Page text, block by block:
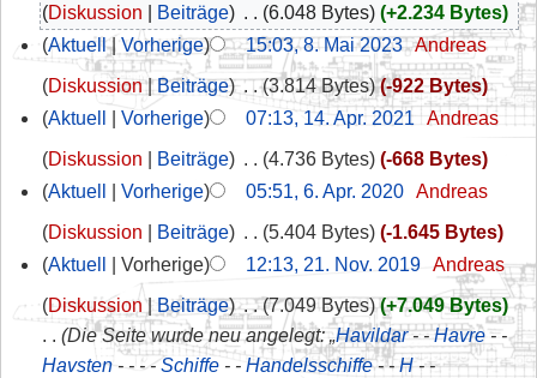
Diskussion
Beiträge 6.048 Bytes
+2.234 Bytes
Aktuell
Vorherige 15:03, 8. Mai 2023‎ Andreas
Diskussion
Beiträge ‎ 3.814 Bytes
-922 Bytes
Aktuell
Vorherige 07:13, 14. Apr. 2021
Andreas
Diskussion
Beiträge 4.736 Bytes
-668 Bytes
Aktuell
Vorherige 05:51, 6. Apr. 2020‎ Andreas
Diskussion
Beiträge 5.404 Bytes
-1.645 Bytes
Aktuell
Vorherige 12:13, 21. Nov. 2019‎ Andreas
Diskussion
Beiträge ‎ 7.049 Bytes
+7.049 Bytes
Die Seite wurde neu angelegt: „Havildar- -Havre- -
Havsten- - - -Schiffe- - Handelsschiffe- -H- -